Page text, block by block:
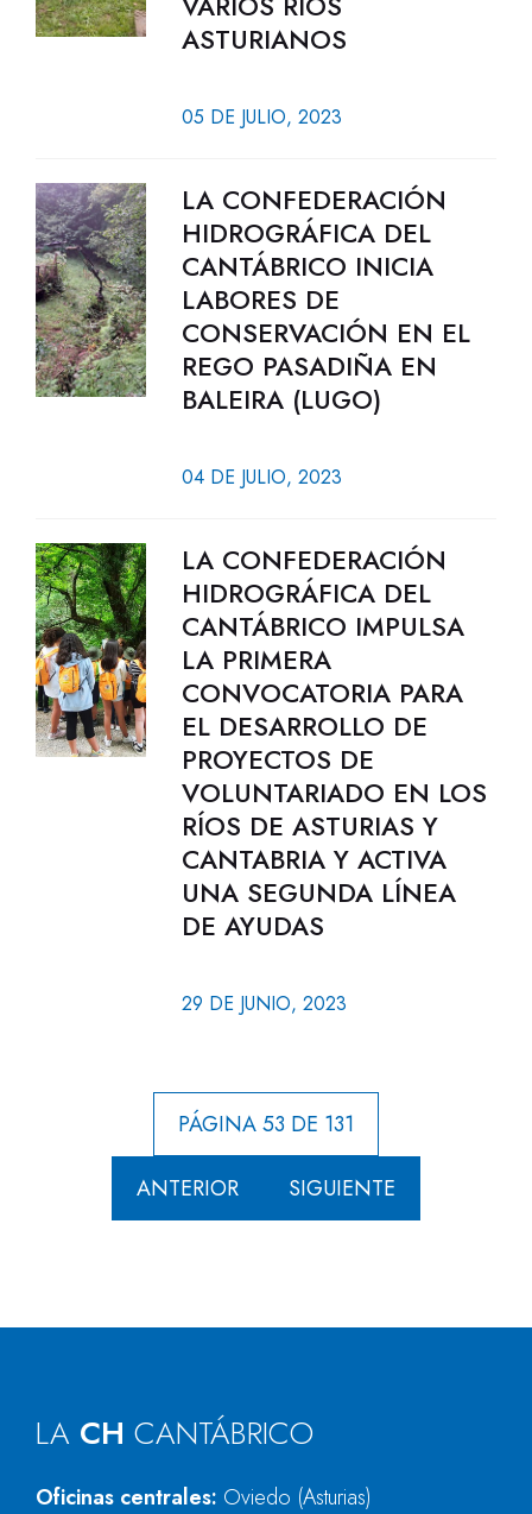
ASTURIANOS
05 DE JULIO, 2023
LA CONFEDERACIÓN
HIDROGRÁFICA DEL
CANTÁBRICO INICIA
LABORES DE
CONSERVACIÓN EN EL
REGO PASADIÑA EN
BALEIRA (LUGO)
04 DE JULIO, 2023
LA CONFEDERACIÓN
HIDROGRÁFICA DEL
CANTÁBRICO IMPULSA
LA PRIMERA
CONVOCATORIA PARA
EL DESARROLLO DE
PROYECTOS DE
VOLUNTARIADO EN LOS
RÍOS DE ASTURIAS Y
CANTABRIA Y ACTIVA
UNA SEGUNDA LÍNEA
DE AYUDAS
29 DE JUNIO, 2023
PÁGINA 53 DE 131
ANTERIOR SIGUIENTE
LA CH CANTÁBRICO
Oficinas centrales: Oviedo (Asturias)